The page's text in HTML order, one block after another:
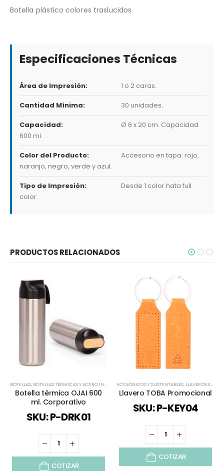
Botella plástico colores traslucidos
Especificaciones Técnicas
Área de Impresión: 1 o 2 caras.
Cantidad Mínima: 30 unidades.
Capacidad:
Ø 6 x 20 cm. Capacidad
600 ml.
Color del Producto:
Accesorio en tapa: rojo,
naranjo, negro, verde y azul.
Tipo de Impresión:
Desde 1 color hata full
color.
PRODUCTOS RELACIONADOS
BOTELLAS, BOTELLAS TÉRMICAS Y ACERO INOX ECOLÓGICOS Y SUSTENTABLES,TODOS
Botella térmica OJAI 600
ml. Corporativo
SKU: P-DRK01
COTIZAR
ECOLÓGICOS Y SUSTENTABLES, LLAVEROS EJECUTIVOS
Llavero TOBA Promocional
SKU: P-KEY04
COTIZAR